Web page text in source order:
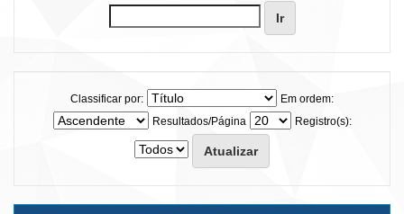
Classificar por:
Em ordem:
Resultados/Página
Registro(s):